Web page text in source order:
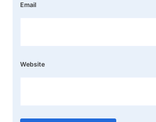
Email
Website